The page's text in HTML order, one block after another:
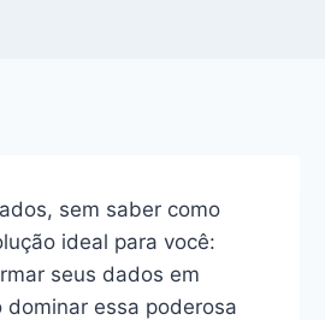
sem saber como
ideal para você:
seus dados em
dominar essa poderosa